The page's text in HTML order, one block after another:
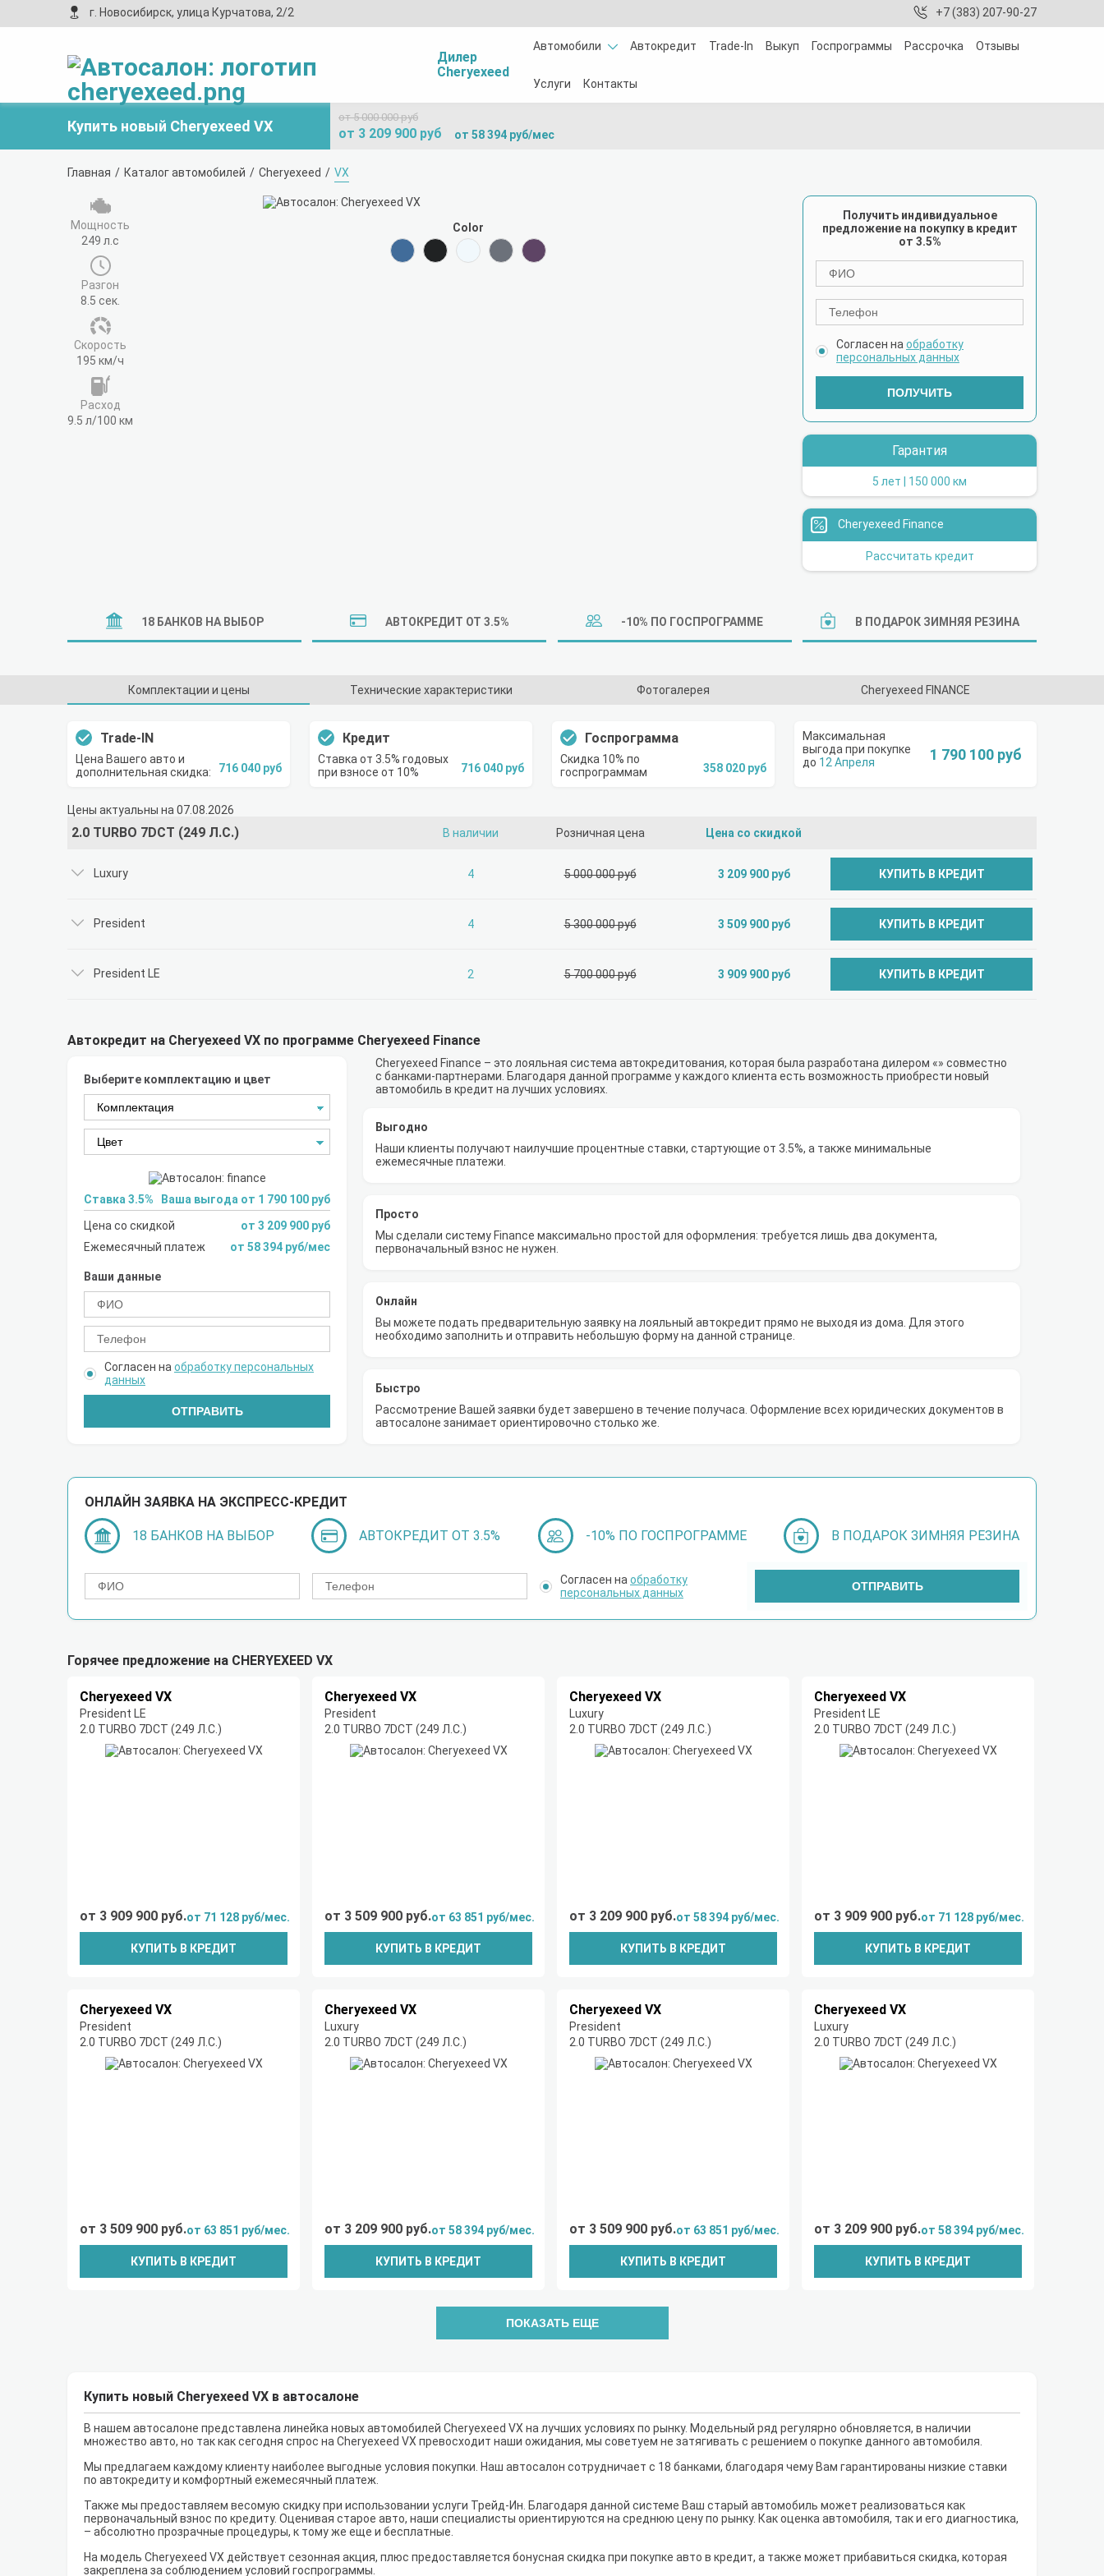
г. Новосибирск, улица Курчатова, 2/2 +7 (383) 207-90-27
Дилер
Cheryexeed
Автомобили Автокредит Trade-In Выкуп Госпрограммы Рассрочка Отзывы
Услуги Контакты
Купить новый Cheryexeed VX
от 5 000 000 руб
от 3 209 900 руб от 58 394 руб/мес
Главная Каталог автомобилей Cheryexeed VX
Мощность
249 л.с
Разгон
8.5 сек.
Cкорость
195 км/ч
Расход
9.5 л/100 км
Color
Получить индивидуальное
предложение на покупку в кредит
от 3.5%
Согласен на обработку
персональных данных
ПОЛУЧИТЬ
Гарантия
5 лет | 150 000 км
Cheryexeed Finance
Рассчитать кредит
18 БАНКОВ НА ВЫБОР АВТОКРЕДИТ ОТ 3.5% -10% ПО ГОСПРОГРАММЕ В ПОДАРОК ЗИМНЯЯ РЕЗИНА
Комплектации и цены Технические характеристики Фотогалерея Cheryexeed FINANCE
Trade-IN
Цена Вашего авто и
дополнительная скидка:
716 040 руб
Кредит
Ставка от 3.5% годовых
при взносе от 10%
716 040 руб
Госпрограмма
Скидка 10% по
госпрограммам
358 020 руб 12 Апреля 1 790 100 руб
Цены актуальны на 07.08.2026
2.0 TURBO 7DCT (249 Л.С.) В наличии Розничная цена Цена со скидкой
Luxury 4 5 000 000 руб 3 209 900 руб КУПИТЬ В КРЕДИТ
President 4 5 300 000 руб 3 509 900 руб КУПИТЬ В КРЕДИТ
President LE 2 5 700 000 руб 3 909 900 руб КУПИТЬ В КРЕДИТ
Автокредит на Cheryexeed VX по программе Cheryexeed Finance
Выберите комплектацию и цвет
Ставка 3.5%
Ваша выгода от 1 790 100 руб
Цена со скидкой
от 3 209 900 руб
Ежемесячный платеж
от 58 394 руб/мес
Ваши данные
Согласен на обработку персональных
данных
ОТПРАВИТЬ
Cheryexeed Finance – это лояльная система автокредитования, которая была разработана дилером «» совместно
с банками-партнерами. Благодаря данной программе у каждого клиента есть возможность приобрести новый
автомобиль в кредит на лучших условиях.
Выгодно
Наши клиенты получают наилучшие процентные ставки, стартующие от 3.5%, а также минимальные
ежемесячные платежи.
Просто
Мы сделали систему Finance максимально простой для оформления: требуется лишь два документа,
первоначальный взнос не нужен.
Онлайн
Вы можете подать предварительную заявку на лояльный автокредит прямо не выходя из дома. Для этого
необходимо заполнить и отправить небольшую форму на данной странице.
Быстро
Рассмотрение Вашей заявки будет завершено в течение получаса. Оформление всех юридических документов в
автосалоне занимает ориентировочно столько же.
ОНЛАЙН ЗАЯВКА НА ЭКСПРЕСС-КРЕДИТ
18 БАНКОВ НА ВЫБОР АВТОКРЕДИТ ОТ 3.5% -10% ПО ГОСПРОГРАММЕ В ПОДАРОК ЗИМНЯЯ РЕЗИНА
Согласен на обработку
персональных данных
ОТПРАВИТЬ
Горячее предложение на CHERYEXEED VX
Cheryexeed VX
President LE
2.0 TURBO 7DCT (249 Л.С.)
от 3 909 900 руб.от 71 128 руб/мес.
КУПИТЬ В КРЕДИТ
Cheryexeed VX
President
2.0 TURBO 7DCT (249 Л.С.)
от 3 509 900 руб.от 63 851 руб/мес.
КУПИТЬ В КРЕДИТ
Cheryexeed VX
Luxury
2.0 TURBO 7DCT (249 Л.С.)
от 3 209 900 руб.от 58 394 руб/мес.
КУПИТЬ В КРЕДИТ
Cheryexeed VX
President LE
2.0 TURBO 7DCT (249 Л.С.)
от 3 909 900 руб.от 71 128 руб/мес.
КУПИТЬ В КРЕДИТ
Cheryexeed VX
President
2.0 TURBO 7DCT (249 Л.С.)
от 3 509 900 руб.от 63 851 руб/мес.
КУПИТЬ В КРЕДИТ
Cheryexeed VX
Luxury
2.0 TURBO 7DCT (249 Л.С.)
от 3 209 900 руб.от 58 394 руб/мес.
КУПИТЬ В КРЕДИТ
Cheryexeed VX
President
2.0 TURBO 7DCT (249 Л.С.)
от 3 509 900 руб.от 63 851 руб/мес.
КУПИТЬ В КРЕДИТ
Cheryexeed VX
Luxury
2.0 TURBO 7DCT (249 Л.С.)
от 3 209 900 руб.от 58 394 руб/мес.
КУПИТЬ В КРЕДИТ
ПОКАЗАТЬ ЕЩЕ
Купить новый Cheryexeed VX в автосалоне
В нашем автосалоне представлена линейка новых автомобилей Cheryexeed VX на лучших условиях по рынку. Модельный ряд регулярно обновляется, в наличии
множество авто, но так как сегодня спрос на Cheryexeed VX превосходит наши ожидания, мы советуем не затягивать с решением о покупке данного автомобиля.
Мы предлагаем каждому клиенту наиболее выгодные условия покупки. Наш автосалон сотрудничает с 18 банками, благодаря чему Вам гарантированы низкие ставки
по автокредиту и комфортный ежемесячный платеж.
Также мы предоставляем весомую скидку при использовании услуги Трейд-Ин. Благодаря данной системе Ваш старый автомобиль может реализоваться как
первоначальный взнос по кредиту. Оценивая старое авто, наши специалисты ориентируются на среднюю цену по рынку. Как оценка автомобиля, так и его диагностика,
– абсолютно прозрачные процедуры, к тому же еще и бесплатные.
На модель Cheryexeed VX действует сезонная акция, плюс предоставляется бонусная скидка при покупке авто в кредит, а также может прибавиться скидка, которая
закреплена за соблюдением условий госпрограммы.